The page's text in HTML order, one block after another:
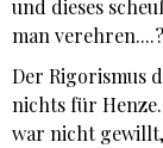
und dieses
man
Der Rigorismus
nichts für
war nicht